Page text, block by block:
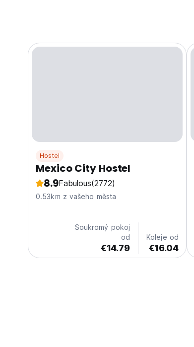
Hostel
Mexico City Hostel
8.9Fabulous(2772)
0.53km z vašeho města
Soukromý pokoj
od
€14.79
Koleje od
€16.04